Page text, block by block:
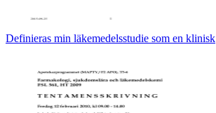
Definieras min läkemedelsstudie som en klinisk